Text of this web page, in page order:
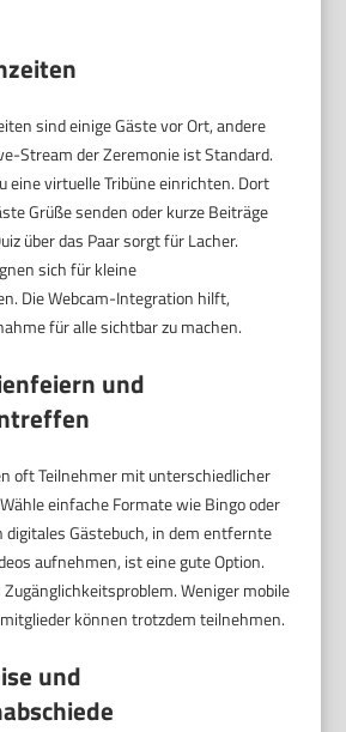
sind einige Gäste vor Ort, andere
Stream der Zeremonie ist Standard.
eine virtuelle Tribüne einrichten. Dort
Grüße senden oder kurze Beiträge
über das Paar sorgt für Lacher.
sich für kleine
Die Webcam-Integration hilft,
für alle sichtbar zu machen.
und
oft Teilnehmer mit unterschiedlicher
einfache Formate wie Bingo oder
digitales Gästebuch, in dem entfernte
aufnehmen, ist eine gute Option.
Weniger mobile
können trotzdem teilnehmen.
und